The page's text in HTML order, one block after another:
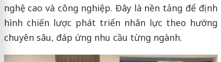
nghệ cao và công nghiệp. Đây là nền tảng để định
hình chiến lược phát triển nhân lực theo hướng
chuyên sâu, đáp ứng nhu cầu từng ngành.